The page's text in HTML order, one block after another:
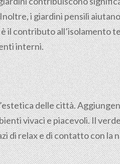
i giardini pensili
il contributo all’isolamento
interni.
delle città.
vivaci e piacevoli. Il
di relax e di contatto con la